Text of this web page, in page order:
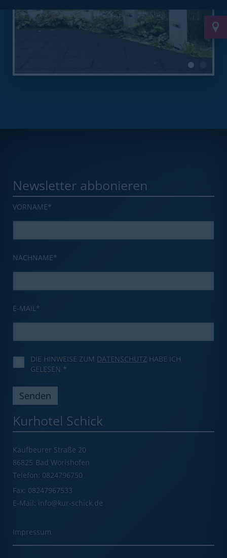
Newsletter abbonieren
VORNAME*
NACHNAME*
E-MAIL*
DIE HINWEISE ZUM DATENSCHUTZ HABE ICH
GELESEN.*
Kurhotel Schick
Kaufbeurer Straße 20
86825 Bad Wörishofen
Telefon: 0824796750
Fax: 08247967533
E-Mail: info@kur-schick.de
Impressum